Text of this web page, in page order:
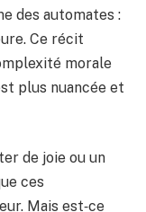
des automates :
Ce récit
morale
plus nuancée et
de joie ou un
ces
Mais est‑ce